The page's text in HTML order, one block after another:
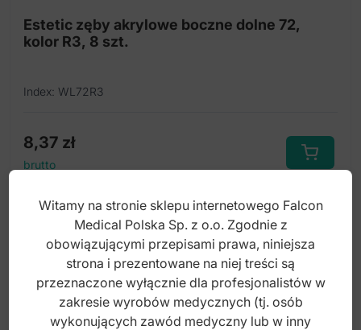
Estetic zęby akrylowe boczne dolne 72,
kolor R3, 8 szt.
Index: WL72R3
8,37 zł
brutto
Witamy na stronie sklepu internetowego Falcon
Medical Polska Sp. z o.o. Zgodnie z
obowiązującymi przepisami prawa, niniejsza
strona i prezentowane na niej treści są
przeznaczone wyłącznie dla profesjonalistów w
zakresie wyrobów medycznych (tj. osób
wykonujących zawód medyczny lub w inny